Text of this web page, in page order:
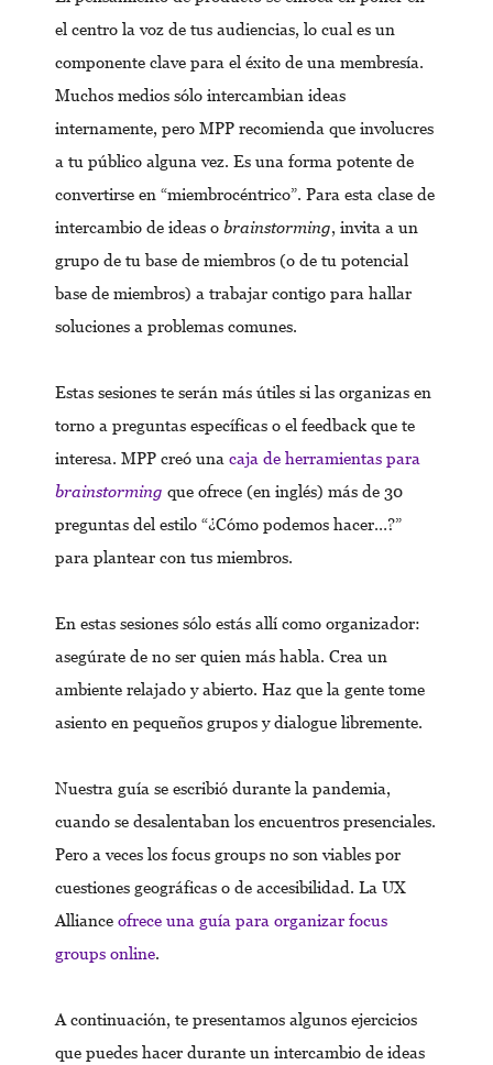
el centro la voz de tus audiencias, lo cual es un
componente clave para el éxito de una membresía.
Muchos medios sólo intercambian ideas
internamente, pero MPP recomienda que involucres
a tu público alguna vez. Es una forma potente de
convertirse en “miembrocéntrico”. Para esta clase de
intercambio de ideas o brainstorming, invita a un
grupo de tu base de miembros (o de tu potencial
base de miembros) a trabajar contigo para hallar
soluciones a problemas comunes.
Estas sesiones te serán más útiles si las organizas en
torno a preguntas específicas o el feedback que te
interesa. MPP creó una caja de herramientas para
brainstorming que ofrece (en inglés) más de 30
preguntas del estilo “¿Cómo podemos hacer…?”
para plantear con tus miembros.
En estas sesiones sólo estás allí como organizador:
asegúrate de no ser quien más habla. Crea un
ambiente relajado y abierto. Haz que la gente tome
asiento en pequeños grupos y dialogue libremente.
Nuestra guía se escribió durante la pandemia,
cuando se desalentaban los encuentros presenciales.
Pero a veces los focus groups no son viables por
cuestiones geográficas o de accesibilidad. La UX
Alliance ofrece una guía para organizar focus
groups online.
A continuación, te presentamos algunos ejercicios
que puedes hacer durante un intercambio de ideas